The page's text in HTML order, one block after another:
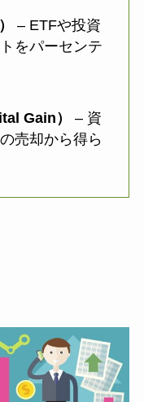
– ETFや投資
をパーセンテ
Gain）
– 資
売却から得ら